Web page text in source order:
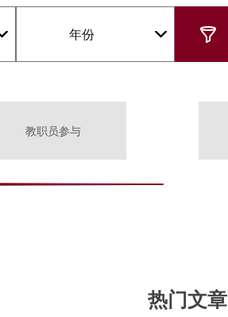
年份
教职员参与
热门文章